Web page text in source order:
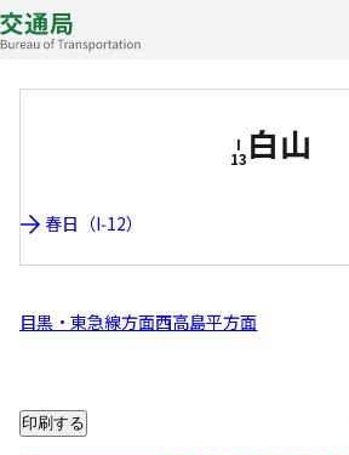
I
13 白山
春日（I-12）
目黒・東急線方面西高島平方面
印刷する